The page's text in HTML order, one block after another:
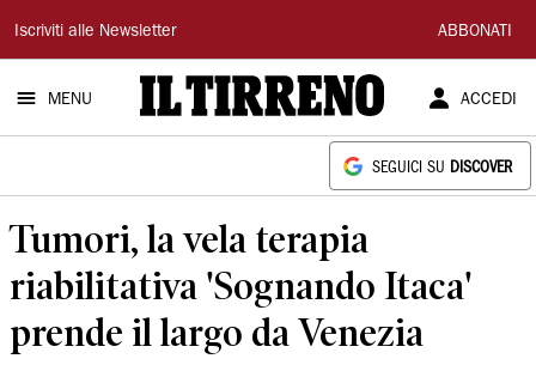
Il
Tirreno
Iscriviti alle Newsletter ABBONATI
MENU ACCEDI
SEGUICI SU DISCOVER
Tumori, la vela terapia
riabilitativa 'Sognando Itaca'
prende il largo da Venezia